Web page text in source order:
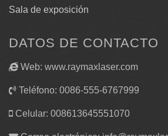
Sala de exposición
DATOS DE CONTACTO
Web: www.raymaxlaser.com
Teléfono: 0086-555-6767999
Celular: 008613645551070